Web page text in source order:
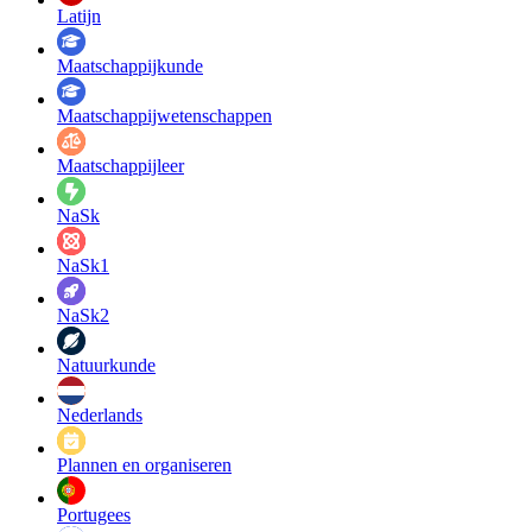
Latijn
Maatschappij­kunde
Maatschappij­wetenschappen
Maatschappijleer
NaSk
NaSk1
NaSk2
Natuurkunde
Nederlands
Plannen en organiseren
Portugees